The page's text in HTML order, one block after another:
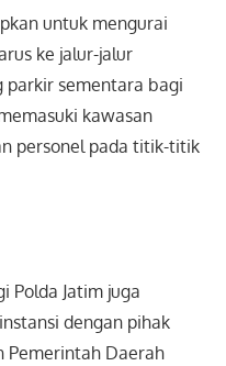
untuk mengurai
ke jalur-jalur
sementara bagi
kawasan
personel pada titik-titik
Polda Jatim juga
dengan pihak
Pemerintah Daerah